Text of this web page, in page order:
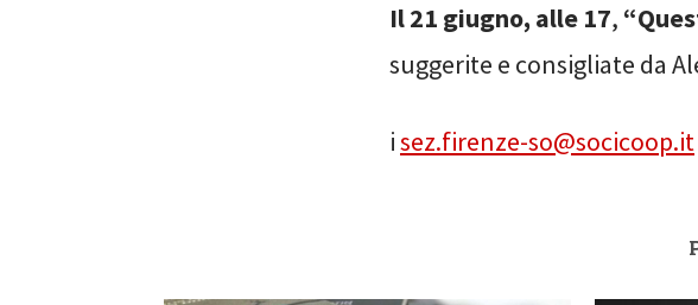
Il 21 giugno, alle 17,
suggerite e consigliate da
isez.firenze-so@socicoop.it